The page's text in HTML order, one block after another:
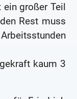
ein großer Teil
Rest muss
kaum 3